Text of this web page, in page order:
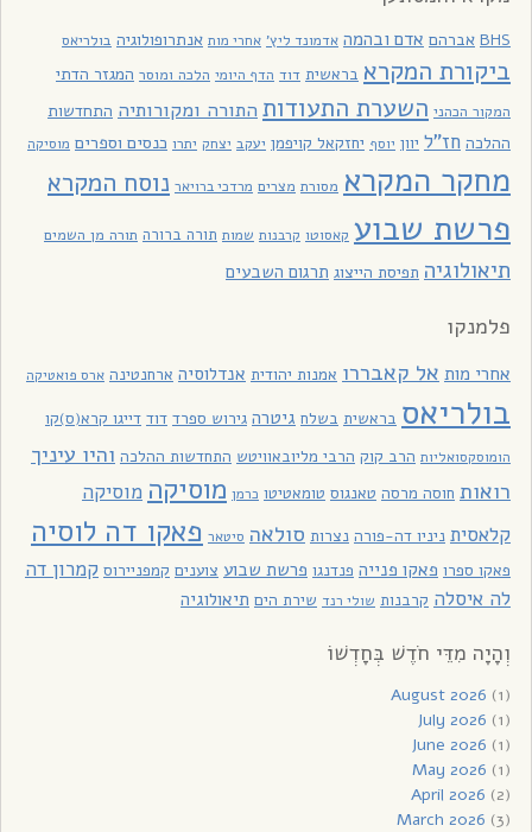
BHS אברהם אדם ובהמה אדמונד ליץ' אחרי מות אנתרופולוגיה בולריאס
ביקורת המקרא בראשית דוד הדף היומי הלכה ומוסר המגזר הדתי
המקור הכהני השערת התעודות התורה ומקורותיה התחדשות
ההלכה חז"ל יוון יוסף יחזקאל קויפמן יעקב יצחק יתרו כנסים וספרים מוסיקה
מחקר המקרא מסורת מצרים מרדכי ברויאר נוסח המקרא
פרשת שבוע קאסוטו קרבנות שמות תורה ברורה תורה מן השמים
תיאולוגיה תפיסת הייצוג תרגום השבעים
פלמנקו
אחרי מות אל קאבררו אמנות יהודית אנדלוסיה ארחנטינה ארס פואטיקה
בולריאס בראשית בשלח גיטרה גירוש ספרד דוד דייגו קרא(ס)קו
הומוסקסואליות הרב קוק הרבי מליובאוויטש התחדשות ההלכה והיו עיניך
רואות חוסה מרסה טאנגוס טומאטיטו כרמן מוסיקה מוסיקה
קלאסית ניניו דה-פורה נצרות סולאה סיטאר פאקו דה לוסיה
פאקו ספרו פאקו פנייה פנדנגו פרשת שבוע צוענים קמפניירוס קמרון דה
לה איסלה קרבנות שולי רנד שירת הים תיאולוגיה
וְהָיָה מִדֵּי חֹדֶשׁ בְּחָדְשׁוֹ
August 2026 (1)
July 2026 (1)
June 2026 (1)
May 2026 (1)
April 2026 (2)
March 2026 (3)